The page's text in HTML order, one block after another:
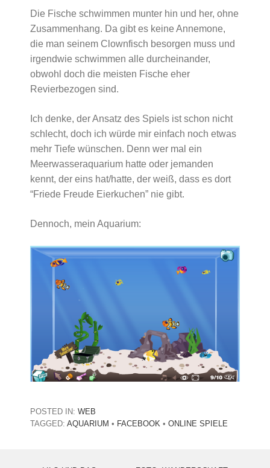
Die Fische schwimmen munter hin und her, ohne
Zusammenhang. Da gibt es keine Annemone,
die man seinem Clownfisch besorgen muss und
irgendwie schwimmen alle durcheinander,
obwohl doch die meisten Fische eher
Revierbezogen sind.
Ich denke, der Ansatz des Spiels ist schon nicht
schlecht, doch ich würde mir einfach noch etwas
mehr Tiefe wünschen. Denn wer mal ein
Meerwasseraquarium hatte oder jemanden
kennt, der eins hat/hatte, der weiß, dass es dort
“Friede Freude Eierkuchen” nie gibt.
Dennoch, mein Aquarium:
POSTED IN: WEB
TAGGED: AQUARIUM • FACEBOOK • ONLINE SPIELE